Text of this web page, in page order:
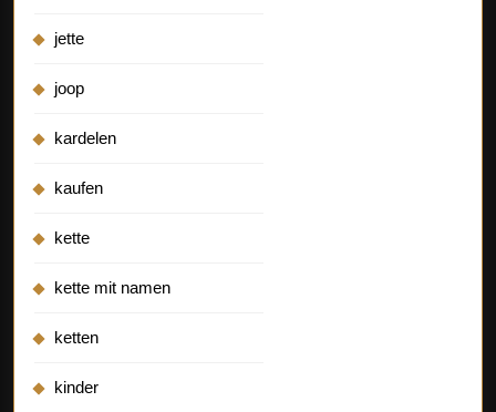
jette
joop
kardelen
kaufen
kette
kette mit namen
ketten
kinder